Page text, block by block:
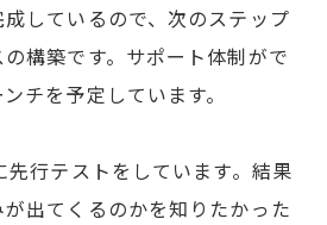
しているので、次のステップ
構築です。サポート体制がで
チを予定しています。
行テストをしています。結果
出てくるのかを知りたかった